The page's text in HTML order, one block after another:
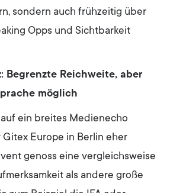
sondern auch frühzeitig über
Opps und Sichtbarkeit
Begrenzte Reichweite, aber
möglich
ein breites Medienecho
Europe in Berlin eher
genoss eine vergleichsweise
als andere große